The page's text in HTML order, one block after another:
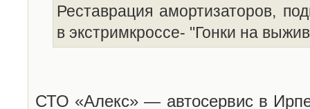
Реставрация амортизаторов,
в экстримкроссе- "Гонки на
СТО «Алекс» — автосервис в